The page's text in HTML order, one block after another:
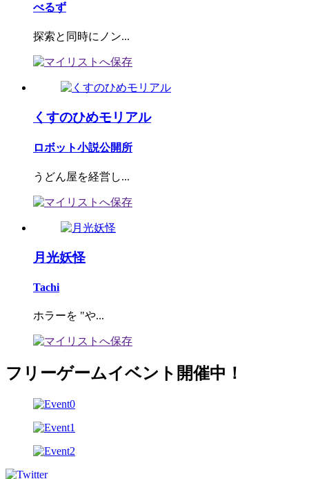
べるず
探索と同時にノン...
くすのひめモリアル
ロボット小説公開所
うどん屋を経営し...
月光妖怪
Tachi
ホラーを "や...
フリーゲームイベント開催中！